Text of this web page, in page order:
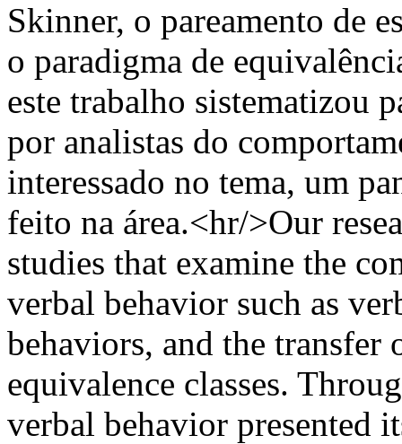
Skinner, o pareamento de
o paradigma de
este trabalho sistematizou
por analistas do
interessado no tema, um
feito na área.<hr/>Our
studies that examine the
verbal behavior such as
behaviors, and the
equivalence classes.
verbal behavior presented